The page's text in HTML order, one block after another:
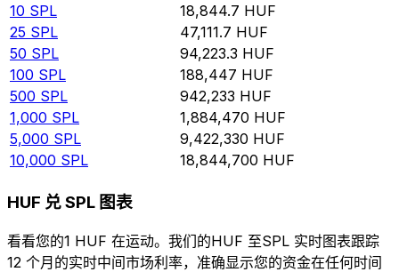
10 SPL 18,844.7 HUF
25 SPL 47,111.7 HUF
50 SPL 94,223.3 HUF
100 SPL 188,447 HUF
500 SPL 942,233 HUF
1,000 SPL 1,884,470 HUF
5,000 SPL 9,422,330 HUF
10,000 SPL 18,844,700 HUF
HUF 兑 SPL 图表
看看您的1 HUF 在运动。我们的HUF 至SPL 实时图表跟踪
12 个月的实时中间市场利率，准确显示您的资金在任何时间